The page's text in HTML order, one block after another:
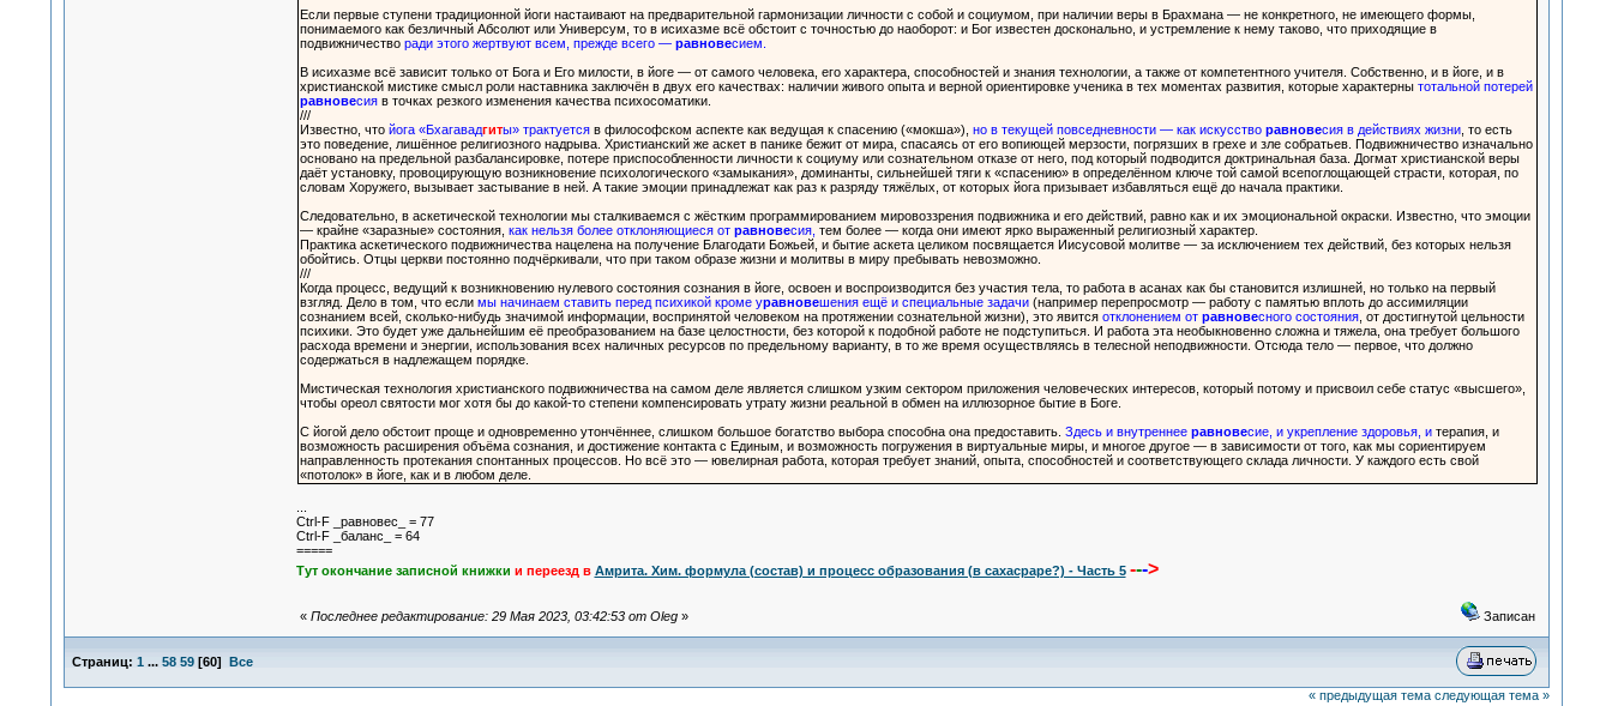
Если первые ступени традиционной йоги настаивают на предварительной гармонизации личности с собой и социумом, при наличии веры в Брахмана — не конкретного, не имеющего формы,
понимаемого как безличный Абсолют или Универсум, то в исихазме всё обстоит с точностью до наоборот: и Бог известен досконально, и устремление к нему таково, что приходящие в
подвижничество ради этого жертвуют всем, прежде всего — равновесием.
В исихазме всё зависит только от Бога и Его милости, в йоге — от самого человека, его характера, способностей и знания технологии, а также от компетентного учителя. Собственно, и в йоге, и в
христианской мистике смысл роли наставника заключён в двух его качествах: наличии живого опыта и верной ориентировке ученика в тех моментах развития, которые характерны тотальной потерей
равновесияв точках резкого изменения качества психосоматики.
///
Известно, что йога «Бхагавадгиты» трактуетсяв философском аспекте как ведущая к спасению («мокша»), но в текущей повседневности — как искусство равновесия в действиях жизни, то есть
это поведение, лишённое религиозного надрыва. Христианский же аскет в панике бежит от мира, спасаясь от его вопиющей мерзости, погрязших в грехе и зле собратьев. Подвижничество изначально
основано на предельной разбалансировке, потере приспособленности личности к социуму или сознательном отказе от него, под который подводится доктринальная база. Догмат христианской веры
даёт установку, провоцирующую возникновение психологического «замыкания», доминанты, сильнейшей тяги к «спасению» в определённом ключе той самой всепоглощающей страсти, которая, по
словам Хоружего, вызывает застывание в ней. А такие эмоции принадлежат как раз к разряду тяжёлых, от которых йога призывает избавляться ещё до начала практики.
Следовательно, в аскетической технологии мы сталкиваемся с жёстким программированием мировоззрения подвижника и его действий, равно как и их эмоциональной окраски. Известно, что эмоции
— крайне «заразные» состояния, как нельзя более отклоняющиеся от равновесия, тем более — когда они имеют ярко выраженный религиозный характер.
Практика аскетического подвижничества нацелена на получение Благодати Божьей, и бытие аскета целиком посвящается Иисусовой молитве — за исключением тех действий, без которых нельзя
обойтись. Отцы церкви постоянно подчёркивали, что при таком образе жизни и молитвы в миру пребывать невозможно.
///
Когда процесс, ведущий к возникновению нулевого состояния сознания в йоге, освоен и воспроизводится без участия тела, то работа в асанах как бы становится излишней, но только на первый
взгляд. Дело в том, что если мы начинаем ставить перед психикой кроме уравновешения ещё и специальные задачи(например перепросмотр — работу с памятью вплоть до ассимиляции
сознанием всей, сколько-нибудь значимой информации, воспринятой человеком на протяжении сознательной жизни), это явится отклонением от равновесного состояния, от достигнутой цельности
психики. Это будет уже дальнейшим её преобразованием на базе целостности, без которой к подобной работе не подступиться. И работа эта необыкновенно сложна и тяжела, она требует большого
расхода времени и энергии, использования всех наличных ресурсов по предельному варианту, в то же время осуществляясь в телесной неподвижности. Отсюда тело — первое, что должно
содержаться в надлежащем порядке.
Мистическая технология христианского подвижничества на самом деле является слишком узким сектором приложения человеческих интересов, который потому и присвоил себе статус «высшего»,
чтобы ореол святости мог хотя бы до какой-то степени компенсировать утрату жизни реальной в обмен на иллюзорное бытие в Боге.
С йогой дело обстоит проще и одновременно утончённее, слишком большое богатство выбора способна она предоставить. Здесь и внутреннее равновесие, и укрепление здоровья, итерапия, и
возможность расширения объёма сознания, и достижение контакта с Единым, и возможность погружения в виртуальные миры, и многое другое — в зависимости от того, как мы сориентируем
направленность протекания спонтанных процессов. Но всё это — ювелирная работа, которая требует знаний, опыта, способностей и соответствующего склада личности. У каждого есть свой
«потолок» в йоге, как и в любом деле.
Ctrl-F _равновес_ = 77
Ctrl-F _баланс_ = 64
=====
Тут окончание записной книжки и переезд в Амрита. Хим. формула (состав) и процесс образования (в сахасраре?) - Часть 5 --->
« Последнее редактирование: 29 Мая 2023, 03:42:53 от Oleg» Записан
Страниц: 1 ... 58 59[60] Все
« предыдущая тема следующая тема »